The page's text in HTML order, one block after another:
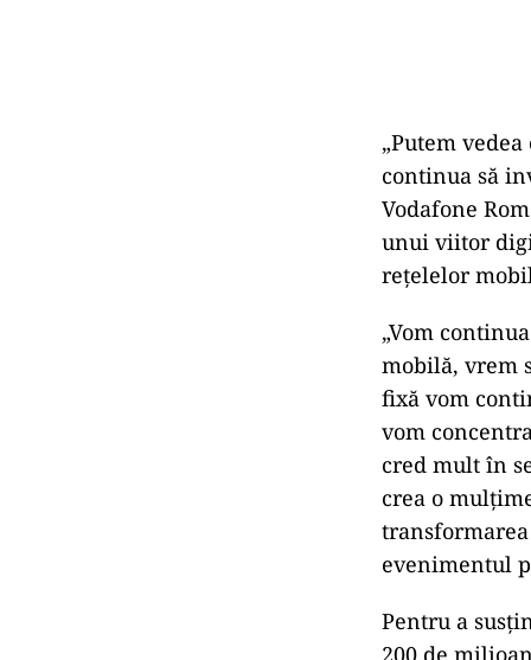
„Putem
continua să
Vodafone
unui viitor
rețelelor
„Vom
mobilă, vrem
fixă vom
vom
cred mult în
crea o
evenimentul
Pentru a
200 de